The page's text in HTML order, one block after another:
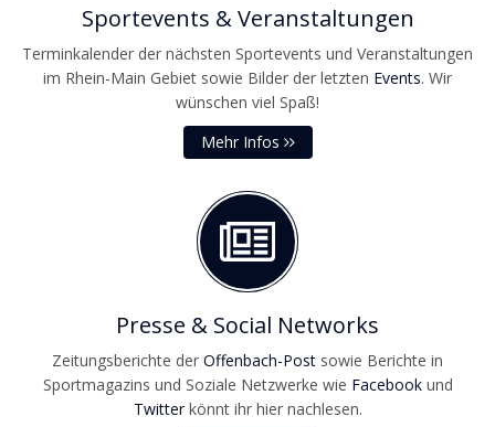
Sportevents & Veranstaltungen
Terminkalender der nächsten Sportevents und Veranstaltungen
im Rhein-Main Gebiet sowie Bilder der letzten Events. Wir
wünschen viel Spaß!
Mehr Infos
Presse & Social Networks
Zeitungsberichte der Offenbach-Post sowie Berichte in
Sportmagazins und Soziale Netzwerke wie Facebookund
Twitterkönnt ihr hier nachlesen.